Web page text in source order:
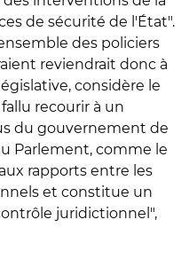
de sécurité de l'État".
des policiers
reviendrait donc à
considère le
recourir à un
du gouvernement de
Parlement, comme le
rapports entre les
et constitue un
juridictionnel",